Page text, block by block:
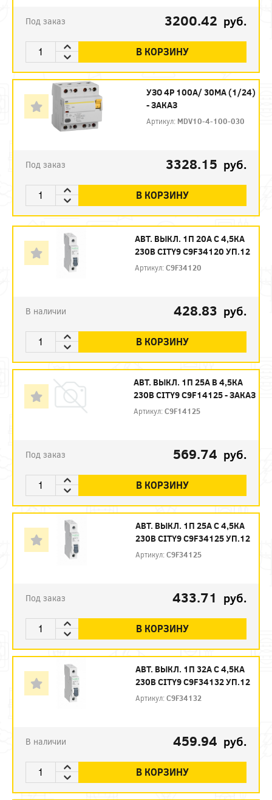
Под заказ 3200.42 руб.
В КОРЗИНУ
УЗО 4P 100А/ 30МА (1/24)
- ЗАКАЗ
Артикул: MDV10-4-100-030
Под заказ 3328.15 руб.
В КОРЗИНУ
АВТ. ВЫКЛ. 1П 20А С 4,5КА
230В CITY9 C9F34120 УП.12
Артикул:C9F34120
В наличии 428.83 руб.
В КОРЗИНУ
АВТ. ВЫКЛ. 1П 25А B 4,5КА
230В CITY9 C9F14125 - ЗАКАЗ
Артикул:C9F14125
Под заказ 569.74 руб.
В КОРЗИНУ
АВТ. ВЫКЛ. 1П 25А С 4,5КА
230В CITY9 C9F34125 УП.12
Артикул:C9F34125
Под заказ 433.71 руб.
В КОРЗИНУ
АВТ. ВЫКЛ. 1П 32А С 4,5КА
230В CITY9 C9F34132 УП.12
Артикул:C9F34132
В наличии 459.94 руб.
В КОРЗИНУ